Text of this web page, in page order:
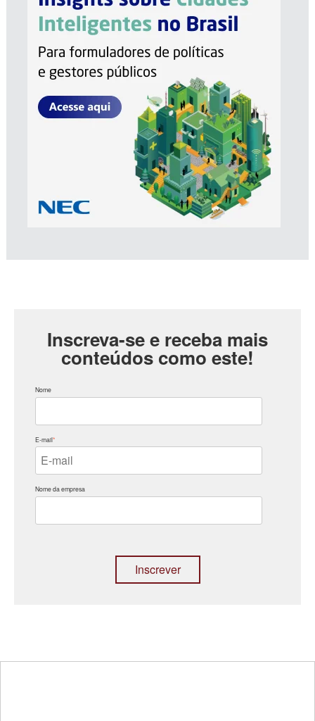
Inscreva-se e receba mais
conteúdos como este!
Nome
E-mail*
Nome da empresa